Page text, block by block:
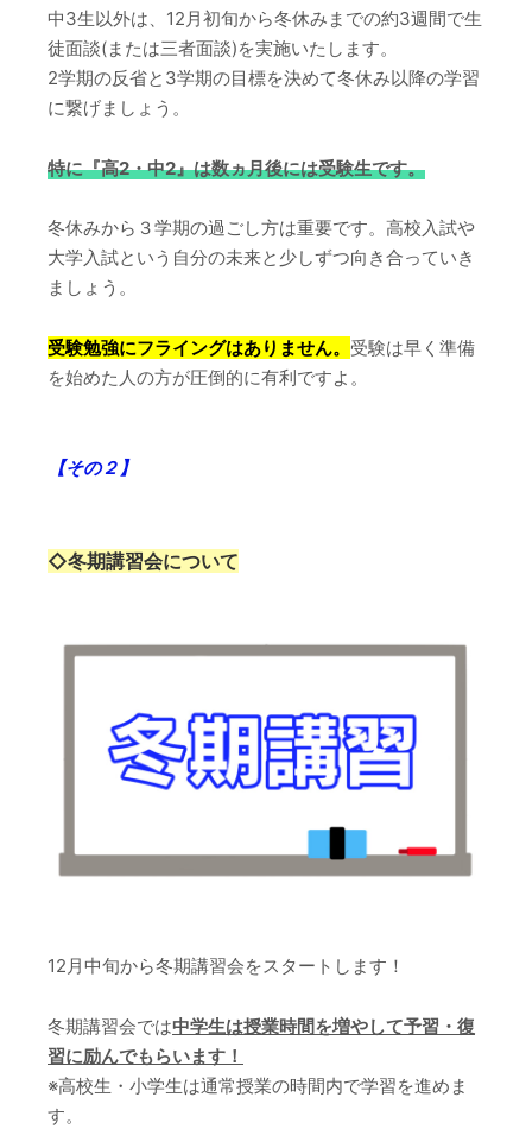
中3生以外は、12月初旬から冬休みまでの約3週間で生
徒面談(または三者面談)を実施いたします。
2学期の反省と3学期の目標を決めて冬休み以降の学習
に繋げましょう。
特に『高2・中2』は数ヵ月後には受験生です。
冬休みから３学期の過ごし方は重要です。高校入試や
大学入試という自分の未来と少しずつ向き合っていき
ましょう。
受験勉強にフライングはありません。 受験は早く準備
を始めた人の方が圧倒的に有利ですよ。
【その２】
◇冬期講習会について
12月中旬から冬期講習会をスタートします！
冬期講習会では中学生は授業時間を増やして予習・復
習に励んでもらいます！
※高校生・小学生は通常授業の時間内で学習を進めま
す。